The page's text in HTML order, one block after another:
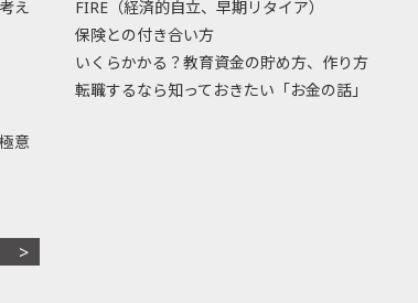
え
意
FIRE（経済的自立、早期リタイア）
保険との付き合い方
いくらかかる？教育資金の貯め方、作り方
転職するなら知っておきたい「お金の話」